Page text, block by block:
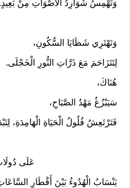
وَتَهْمِسُ شَوَارِدُ الْأَصْوَاتِ مِنْ بَعِيدٍ.
وَتَهْتَرِي شَظَايَا السُّكُونِ،
لِتَتَزَاحَمَ مَعَ ذَرَّاتِ النُّورِ الْخَجْلَى.
هُنَاكَ،
سَيَبْزُغُ مَهْدُ الصَّبَاحِ،
فَتَرْتَعِشُ فُلُولُ الْحَيَاةِ الْهَامِدَةِ،
عَلَى
يَنْسَابُ الْهُدُوءُ بَيْنَ أَقْطَارِ